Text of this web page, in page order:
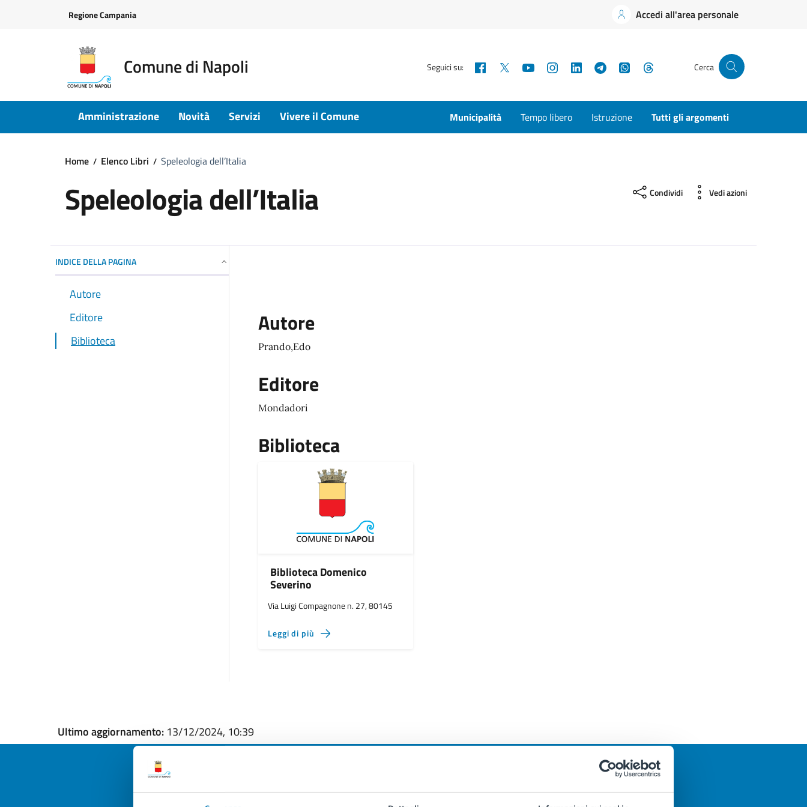
Regione Campania Accedi all'area personale
Comune di Napoli Seguici su: Facebook YouTubeInstagramLinkedInTelegramWhatsApp Cerca
Amministrazione Novità Servizi Vivere il Comune Municipalità Tempo libero Istruzione Tutti gli argomenti
Home Elenco Libri Speleologia dell’Italia
Speleologia dell’Italia Condividi Vedi azioni
INDICE DELLA PAGINA
Autore
Editore
Biblioteca
Autore
Prando,Edo
Editore
Mondadori
Biblioteca
Biblioteca Domenico
Severino
Via Luigi Compagnone n. 27, 80145
Leggi di più
Ultimo aggiornamento: 13/12/2024, 10:39